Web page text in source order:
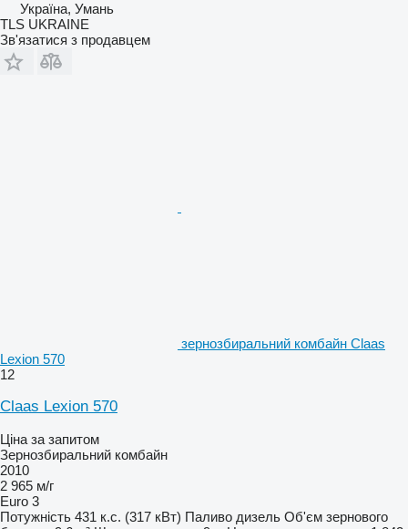
Україна, Умань
TLS UKRAINE
Зв'язатися з продавцем
зернозбиральний комбайн Claas
Lexion 570
12
Claas Lexion 570
Ціна за запитом
Зернозбиральний комбайн
2010
2 965 м/г
Euro 3
Потужність 431 к.с. (317 кВт) Паливо дизель Об'єм зернового